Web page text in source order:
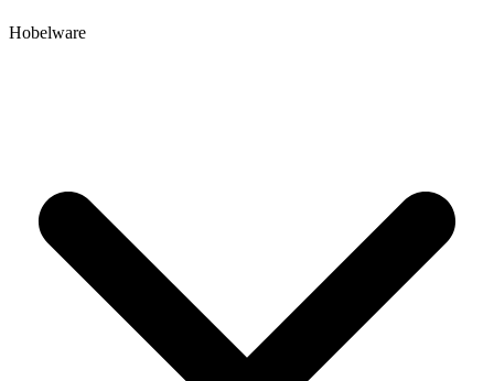
Hobelware